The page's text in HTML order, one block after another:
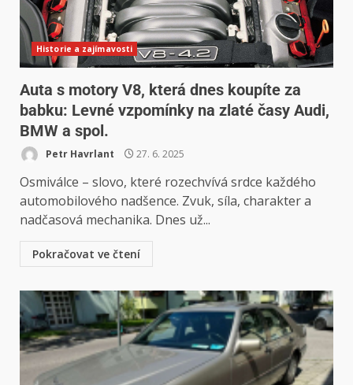
Historie a zajímavosti
Auta s motory V8, která dnes koupíte za
babku: Levné vzpomínky na zlaté časy Audi,
BMW a spol.
Petr Havrlant 27. 6. 2025
Osmiválce – slovo, které rozechvívá srdce každého
automobilového nadšence. Zvuk, síla, charakter a
nadčasová mechanika. Dnes už...
Pokračovat ve čtení